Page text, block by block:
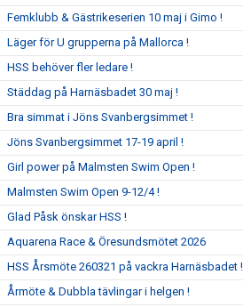
Femklubb & Gästrikeserien 10 maj i Gimo !
Läger för U grupperna på Mallorca !
HSS behöver fler ledare !
Städdag på Harnäsbadet 30 maj !
Bra simmat i Jöns Svanbergsimmet !
Jöns Svanbergsimmet 17-19 april !
Girl power på Malmsten Swim Open !
Malmsten Swim Open 9-12/4 !
Glad Påsk önskar HSS !
Aquarena Race & Öresundsmötet 2026
HSS Årsmöte 260321 på vackra Harnäsbadet !
Årmöte & Dubbla tävlingar i helgen !